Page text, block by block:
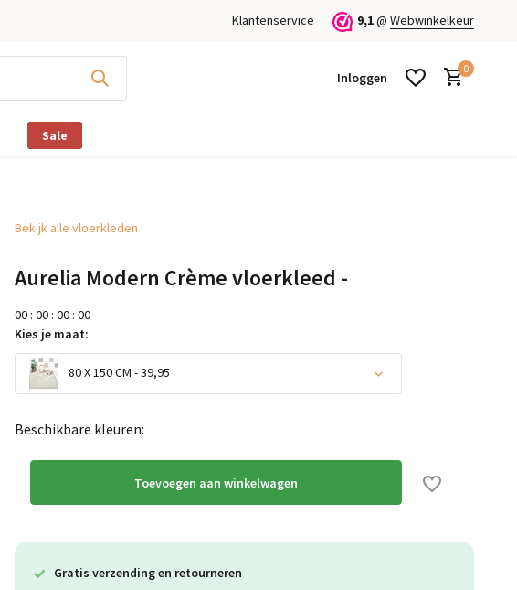
Klantenservice 9,1@ Webwinkelkeur
Inloggen
0
Sale
Bekijk alle vloerkleden
Aurelia Modern Crème vloerkleed -
00: 00: 00: 00
Kies je maat:
80 X 150 CM - 39,95
Beschikbare kleuren:
Toevoegen aan winkelwagen
Gratis verzending en retourneren